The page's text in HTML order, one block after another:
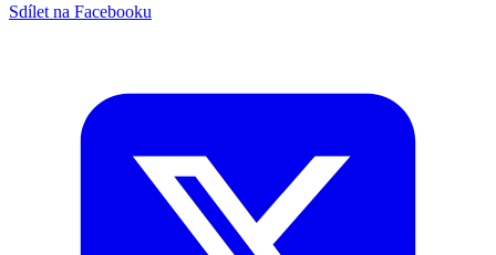
Sdílet na Facebooku